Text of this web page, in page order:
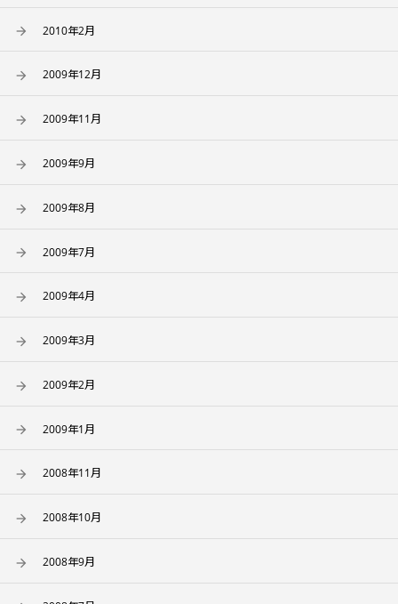
2010年2月
2009年12月
2009年11月
2009年9月
2009年8月
2009年7月
2009年4月
2009年3月
2009年2月
2009年1月
2008年11月
2008年10月
2008年9月